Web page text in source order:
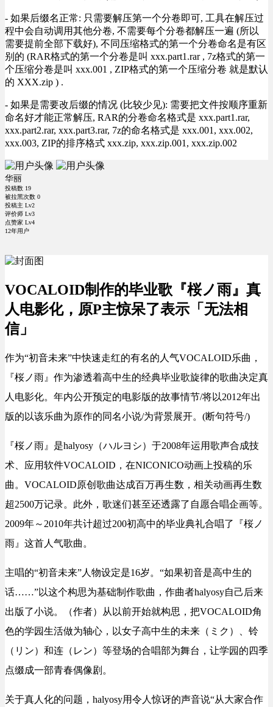
- 如果后缀名正常: 只需要解压第一个分卷即可, 工具在解压过
程中会自动调用其他分卷, 不需要每个分卷都解压一遍 (所以
需要提前全部下载好), 不同压缩格式的第一个分卷命名是有区
别的 (RAR格式的第一个分卷是叫 xxx.part1.rar , 7z格式的第一
个压缩分卷是叫 xxx.001 , ZIP格式的第一个压缩分卷 就是默认
的 XXX.zip ) .
- 如果是需要改后缀的情况 (比较少见): 需要把文件按顺序重新
命名好才能正常解压, RAR的分卷命名格式是 xxx.part1.rar,
xxx.part2.rar, xxx.part3.rar, 7z的命名格式是 xxx.001, xxx.002,
xxx.003, ZIP的排序格式 xxx.zip, xxx.zip.001, xxx.zip.002
华丽
投稿数 19
被拉黑次数 0
投稿主 Lv2
评价师 Lv3
点赞家 Lv4
12年用户
VOCALOID制作的毕业歌『桜ノ雨』真
人电影化，原P主惊呆了表示「无法相
信」
作为“初音未来”中快速走红的有名的 人气VOCALOID乐曲 ，
『桜ノ雨』作为渗透着高中生的经典毕业歌旋律的歌曲决定真
人 电影化。年内公开预定的电影版的故事情节/将以2012年出
版的以该乐曲为原作的同名小说/为背景展开。(断句符号/)
『桜ノ雨』是halyosy（ハルヨシ）于2008年运用歌声合成技
术
应用软件VOCALOID，在NICONICO动画上投稿的乐
曲 。VOCALOID原创歌曲达成百万再生数 ， 相关动画再生数
超2500万记录。此外， 歌迷们甚至还透露了自愿合唱企画等。
2009年～2010年共计超过200初高中的毕业典礼合唱了『桜ノ
雨』这首人气歌曲 。
主唱的“初音未来”人物设定是16岁。 “如果初音是高中生的
话……”以这个构思为基础制作歌曲，作曲者halyosy自己 后来
出版了小说。（作者） 从以前开始就构思 ，把VOCALOID角
色的学园生活做为轴心 ，以女子高中生的未来（ミク ）、 铃
（リン）和连（レン） 等登场的合唱部为舞台，让学园 的四季
点缀成一部青春偶像剧。
关于真人 化的问题， halyosy用令人惊讶的声音说“从大家合作